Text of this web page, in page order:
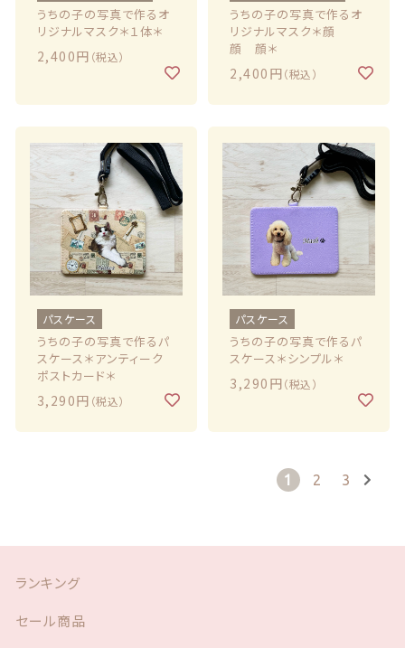
うちの子の写真で作るオ
リジナルマスク＊１体＊
2,400円 （税込）
うちの子の写真で作るオ
リジナルマスク＊顔
顔 顔＊
2,400円（税込）
パスケース
うちの子の写真で作るパ
スケース＊アンティーク
ポストカード＊
3,290円 （税込）
パスケース
うちの子の写真で作るパ
スケース＊シンプル＊
3,290円（税込）
1 2 3
ランキング
セール商品